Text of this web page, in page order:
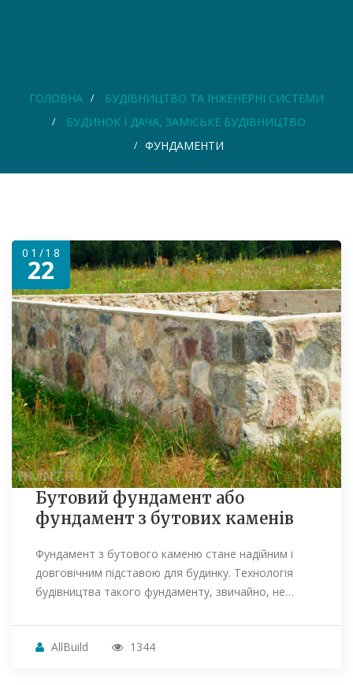
ГОЛОВНА
БУДІВНИЦТВО ТА ІНЖЕНЕРНІ СИСТЕМИ
БУДИНОК І ДАЧА, ЗАМІСЬКЕ БУДІВНИЦТВО
ФУНДАМЕНТИ
01/18
22
Бутовий фундамент або
фундамент з бутових каменів
Фундамент з бутового каменю стане надійним і
довговічним підставою для будинку. Технологія
будівництва такого фундаменту, звичайно, не…
AllBuild 1344